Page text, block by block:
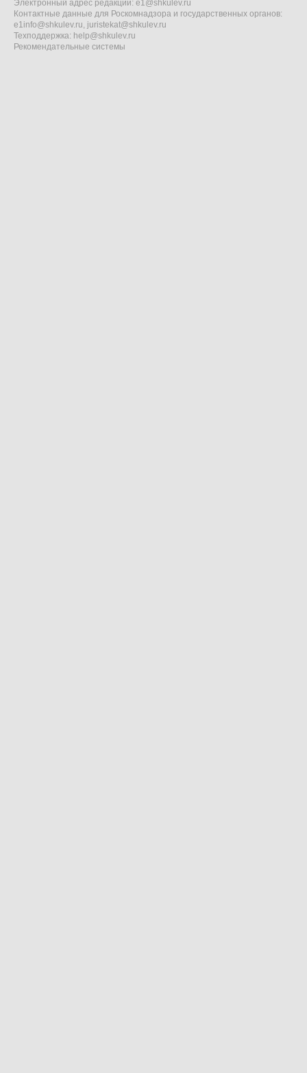
Электронный адрес редакции: e1@shkulev.ru
Контактные данные для Роскомнадзора и государственных органов:
e1info@shkulev.ru, juristekat@shkulev.ru
Техподдержка: help@shkulev.ru
Рекомендательные системы